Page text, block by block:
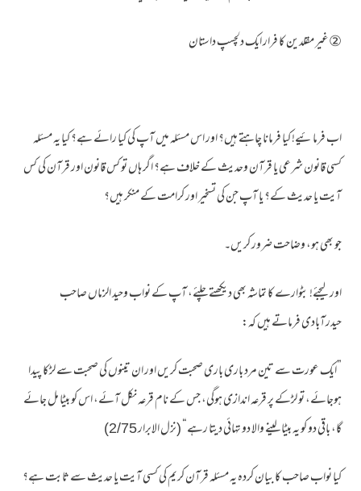
②غیر مقلدین کا فرار ایک دلچسپ داستان
اب فرمائیے! کیا فرمانا چاہتے ہیں؟ اور اس مسئلہ میں آپ کی کیا رائے ہے؟ کیا یہ مسئلہ
کسی قانون شرعی یا قرآن وحدیث کے خلاف ہے؟ اگر ہاں تو کس قانون اور قرآن کی کس
آیت یا حدیث کے؟ یا آپ جن کی تسخیر اور کرامت کے منکر ہیں؟
جو بھی ہو، وضاحت ضرور کریں۔
اور لیجئے! بٹوارے کا تماشہ بھی دیکھتے چلئے، آپ کے نواب وحید الزماں صاحب
حیدرآبادی فرماتے ہیں کہ:
”ایک عورت سے تین مرد باری باری صحبت کریں اور ان تینوں کی صحبت سے لڑکا پیدا
ہوجائے، تو لڑکے پر قرعہ اندازی ہوگی، جس کے نام قرعہ نکل آئے، اس کو بیٹا مل جائے
گا، باقی دو کو یہ بیٹا لینے والا دو تہائی دیتا رہے“ (نزل الابرار 2/75)
کیا نواب صاحب کا بیان کردہ یہ مسئلہ قرآن کریم کی کسی آیت یا حدیث سے ثابت ہے؟